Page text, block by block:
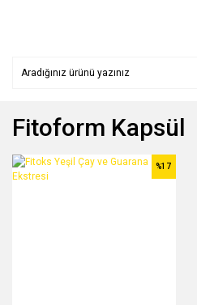
Fitoform Kapsül
%17